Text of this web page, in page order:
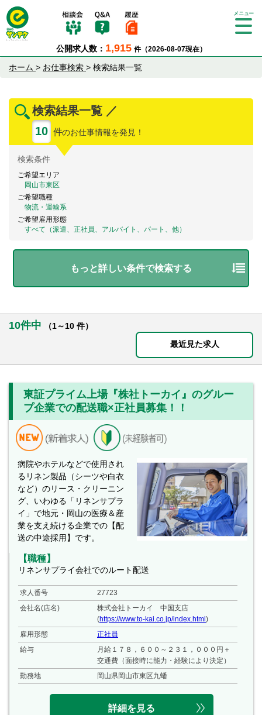
公開求人数： 1,915 件（2026-08-07現在）
Tog
ホーム > お仕事検索 > 検索結果一覧
検索結果一覧 ／
10 件のお仕事情報を発見！
検索条件
ご希望エリア
岡山市東区
ご希望職種
物流・運輸系
ご希望雇用形態
すべて（派遣、正社員、アルバイト、パート、他）
もっと詳しい条件で検索する
10件中
（1～10 件）
最近見た求人
東証プライム上場『株社トーカイ』のグルー
プ企業での配送職×正社員募集！！
病院やホテルなどで使用され
るリネン製品（シーツや白衣
など）のリース・クリーニン
グ、いわゆる「リネンサプラ
イ」で地元・岡山の医療＆産
業を支え続ける企業での【配
送の中途採用】です。
【職種】
リネンサプライ会社でのルート配送
求人番号
27723
会社名(店名)
株式会社トーカイ 中国支店
(https://www.to-kai.co.jp/index.html)
雇用形態
正社員
給与
月給１７８，６００～２３１，０００円＋
交通費（面接時に能力・経験により決定）
勤務地
岡山県岡山市東区九蟠
詳細を見る